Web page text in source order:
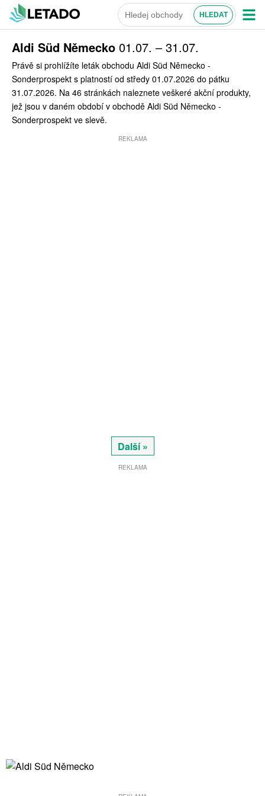
Aldi Süd Německo 01.07. – 31.07.
Právě si prohlížíte leták obchodu Aldi Süd Německo -
Sonderprospekt s platností od středy 01.07.2026 do pátku
31.07.2026. Na 46 stránkách naleznete veškeré akční produkty,
jež jsou v daném období v obchodě Aldi Süd Německo -
Sonderprospekt ve slevě.
REKLAMA
Další »
REKLAMA